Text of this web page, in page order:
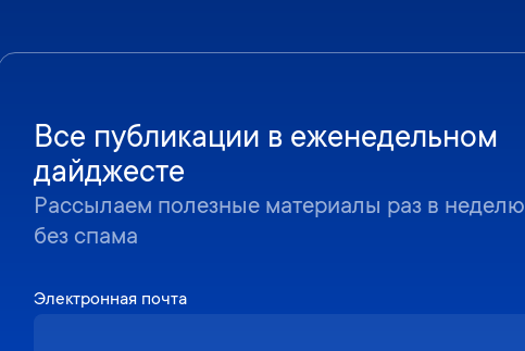
Все публикации в еженедельном
дайджесте
Рассылаем полезные материалы раз в неделю
без спама
Электронная почта